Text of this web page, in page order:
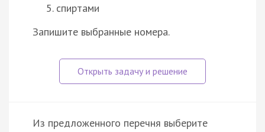
спиртами
Запишите выбранные номера.
Из предложенного перечня выберите